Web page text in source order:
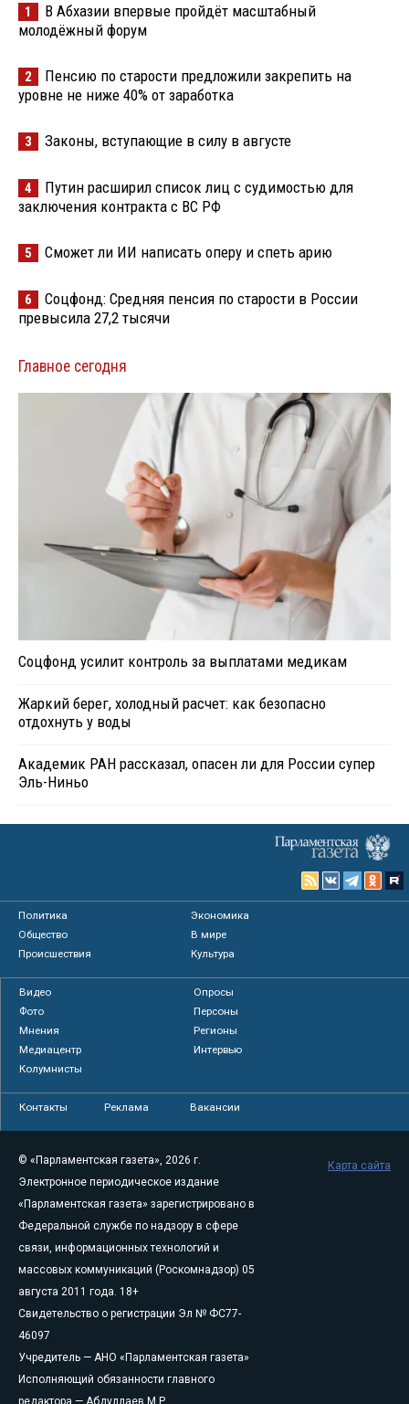
1
В Абхазии впервые пройдёт масштабный
молодёжный форум
2
Пенсию по старости предложили закрепить на
уровне не ниже 40% от заработка
3 Законы, вступающие в силу в августе
4
Путин расширил список лиц с судимостью для
заключения контракта с ВС РФ
5 Сможет ли ИИ написать оперу и спеть арию
6
Соцфонд: Средняя пенсия по старости в России
превысила 27,2 тысячи
Главное сегодня
Соцфонд усилит контроль за выплатами медикам
Жаркий берег, холодный расчет: как безопасно
отдохнуть у воды
Академик РАН рассказал, опасен ли для России супер
Эль-Ниньо
Политика
Экономика
Общество
В мире
Происшествия
Культура
Видео
Опросы
Фото
Персоны
Мнения
Регионы
Медиацентр
Интервью
Колумнисты
Контакты Реклама Вакансии
© «Парламентская газета», 2026 г.
Электронное периодическое издание
«Парламентская газета» зарегистрировано в
Федеральной службе по надзору в сфере
связи, информационных технологий и
массовых коммуникаций (Роскомнадзор) 05
августа 2011 года. 18+
Свидетельство о регистрации Эл № ФС77-
46097
Учредитель — АНО «Парламентская газета»
Исполняющий обязанности главного
редактора — Абдуллаев М.Р.
Карта сайта